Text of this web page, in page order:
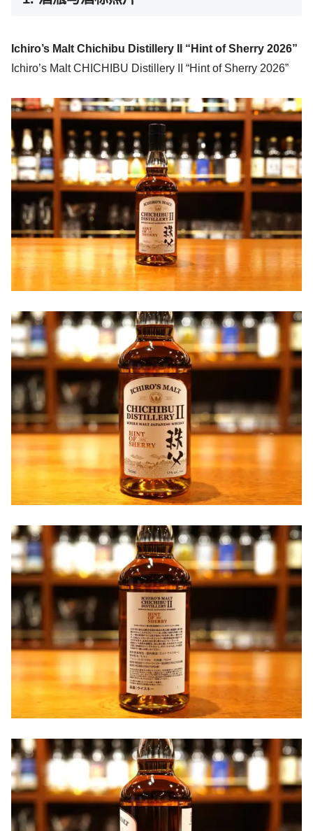
Ichiro’s Malt Chichibu Distillery II “Hint of Sherry 2026”
Ichiro’s Malt CHICHIBU Distillery II “Hint of Sherry 2026”